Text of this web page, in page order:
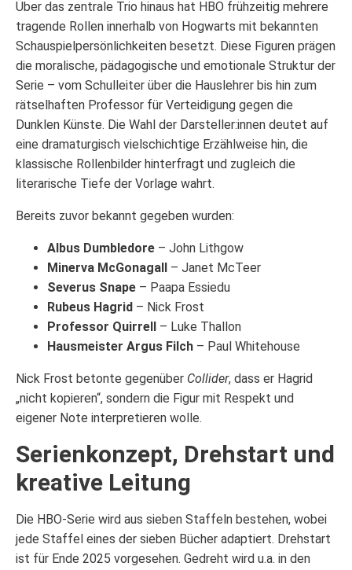
Über das zentrale Trio hinaus hat HBO frühzeitig mehrere
tragende Rollen innerhalb von Hogwarts mit bekannten
Schauspielpersönlichkeiten besetzt. Diese Figuren prägen
die moralische, pädagogische und emotionale Struktur der
Serie – vom Schulleiter über die Hauslehrer bis hin zum
rätselhaften Professor für Verteidigung gegen die
Dunklen Künste. Die Wahl der Darsteller:innen deutet auf
eine dramaturgisch vielschichtige Erzählweise hin, die
klassische Rollenbilder hinterfragt und zugleich die
literarische Tiefe der Vorlage wahrt.
Bereits zuvor bekannt gegeben wurden:
Albus Dumbledore – John Lithgow
Minerva McGonagall – Janet McTeer
Severus Snape – Paapa Essiedu
Rubeus Hagrid – Nick Frost
Professor Quirrell – Luke Thallon
Hausmeister Argus Filch – Paul Whitehouse
Nick Frost betonte gegenüber Collider, dass er Hagrid
„nicht kopieren“, sondern die Figur mit Respekt und
eigener Note interpretieren wolle.
Serienkonzept, Drehstart und
kreative Leitung
Die HBO-Serie wird aus sieben Staffeln bestehen, wobei
jede Staffel eines der sieben Bücher adaptiert. Drehstart
ist für Ende 2025 vorgesehen. Gedreht wird u.a. in den